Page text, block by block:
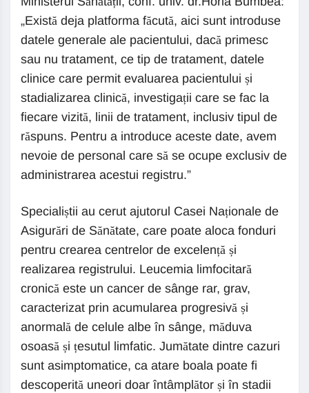
„Există deja platforma făcută, aici sunt introduse
datele generale ale pacientului, dacă primesc
sau nu tratament, ce tip de tratament, datele
clinice care permit evaluarea pacientului și
stadializarea clinică, investigații care se fac la
fiecare vizită, linii de tratament, inclusiv tipul de
răspuns. Pentru a introduce aceste date, avem
nevoie de personal care să se ocupe exclusiv de
administrarea acestui registru.”
Specialiștii au cerut ajutorul Casei Naționale de
Asigurări de Sănătate, care poate aloca fonduri
pentru crearea centrelor de excelență și
realizarea registrului. Leucemia limfocitară
cronică este un cancer de sânge rar, grav,
caracterizat prin acumularea progresivă și
anormală de celule albe în sânge, măduva
osoasă și țesutul limfatic. Jumătate dintre cazuri
sunt asimptomatice, ca atare boala poate fi
descoperită uneori doar întâmplător și în stadii